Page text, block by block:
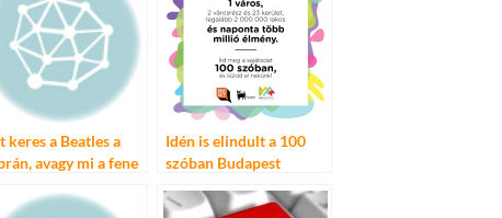
keres a Beatles a
avagy mi a fene
Idén is elindult a 100
szóban Budapest